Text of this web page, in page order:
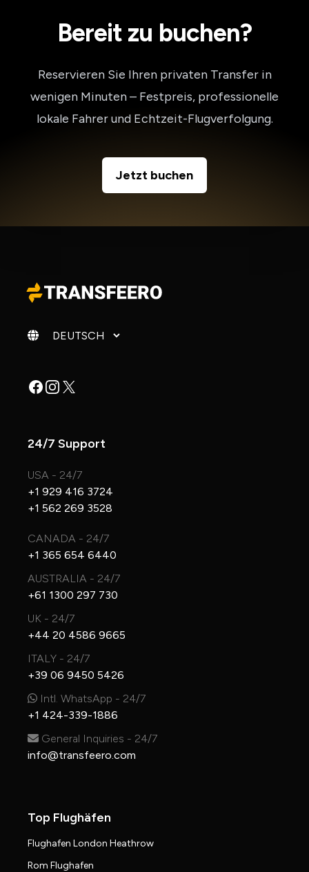
Bereit zu buchen?
Reservieren Sie Ihren privaten Transfer in
wenigen Minuten – Festpreis, professionelle
lokale Fahrer und Echtzeit-Flugverfolgung.
Jetzt buchen
Sprache ändern
Facebook
Instagram
X
24/7 Support
USA - 24/7
+1 929 416 3724
+1 562 269 3528
CANADA - 24/7
+1 365 654 6440
AUSTRALIA - 24/7
+61 1300 297 730
UK - 24/7
+44 20 4586 9665
ITALY - 24/7
+39 06 9450 5426
Intl. WhatsApp - 24/7
+1 424-339-1886
General Inquiries - 24/7
info@transfeero.com
Top Flughäfen
Flughafen London Heathrow
Rom Flughafen